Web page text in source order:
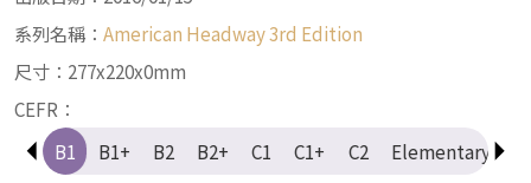
系列名稱： American Headway 3rd Edition
尺寸：277x220x0mm
CEFR：
A2+
B1 B1+ B2 B2+ C1 C1+ C2 Elementary